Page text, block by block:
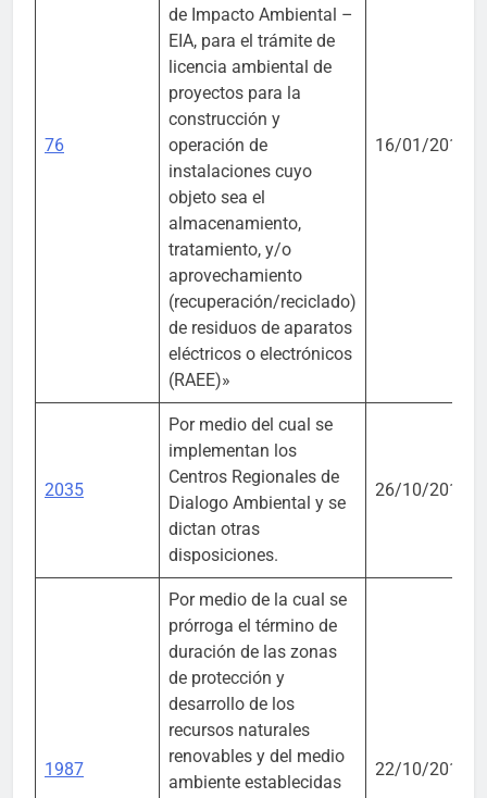
76
de Impacto Ambiental –
EIA, para el trámite de
licencia ambiental de
proyectos para la
construcción y
operación de
instalaciones cuyo
objeto sea el
almacenamiento,
tratamiento, y/o
aprovechamiento
(recuperación/reciclado)
de residuos de aparatos
eléctricos o electrónicos
(RAEE)»
16/01/2019
2035
Por medio del cual se
implementan los
Centros Regionales de
Dialogo Ambiental y se
dictan otras
disposiciones.
26/10/2018
1987
Por medio de la cual se
prórroga el término de
duración de las zonas
de protección y
desarrollo de los
recursos naturales
renovables y del medio
ambiente establecidas
22/10/2018